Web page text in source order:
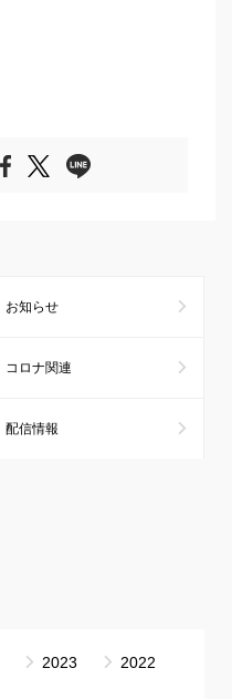
お知らせ
コロナ関連
配信情報
2023 2022